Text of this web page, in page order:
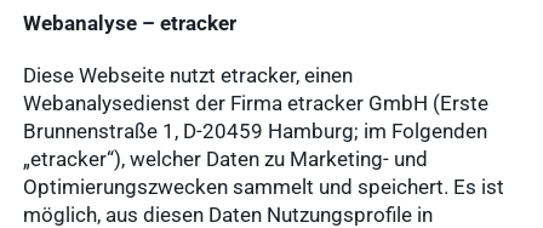
Webanalyse – etracker
Diese Webseite nutzt etracker, einen
Webanalysedienst der Firma etracker GmbH (Erste
Brunnenstraße 1, D-20459 Hamburg; im Folgenden
„etracker“), welcher Daten zu Marketing- und
Optimierungszwecken sammelt und speichert. Es ist
möglich, aus diesen Daten Nutzungsprofile in